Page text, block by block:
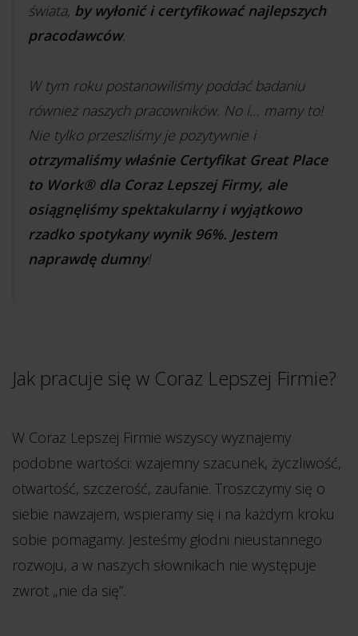
świata, by wyłonić i certyfikować najlepszych
pracodawców.
W tym roku postanowiliśmy poddać badaniu
również naszych pracowników. No i… mamy to!
Nie tylko przeszliśmy je pozytywnie i
otrzymaliśmy właśnie Certyfikat Great Place
to Work® dla Coraz Lepszej Firmy, ale
osiągnęliśmy spektakularny i wyjątkowo
rzadko spotykany wynik 96%. Jestem
naprawdę dumny!
Jak pracuje się w Coraz Lepszej Firmie?
W Coraz Lepszej Firmie wszyscy wyznajemy
podobne wartości: wzajemny szacunek, życzliwość,
otwartość, szczerość, zaufanie. Troszczymy się o
siebie nawzajem, wspieramy się i na każdym kroku
sobie pomagamy. Jesteśmy głodni nieustannego
rozwoju, a w naszych słownikach nie występuje
zwrot „nie da się”.